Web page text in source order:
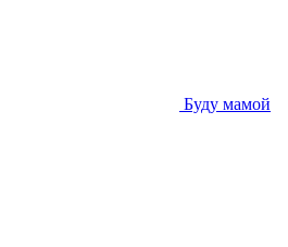
Буду мамой